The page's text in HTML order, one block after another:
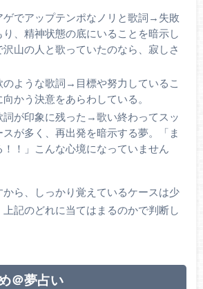
ゲでアップテンポなノリと歌詞→失敗
、精神状態の底にいることを暗示し
山の人と歌っていたのなら、寂しさ
のような歌詞→目標や努力しているこ
かう決意をあらわしている。
詞が印象に残った→歌い終わってスッ
が多く、再出発を暗示する夢。「ま
！」こんな心境になっていません
ら、しっかり覚えているケースは少
記のどれに当てはまるのかで判断し
＠夢占い